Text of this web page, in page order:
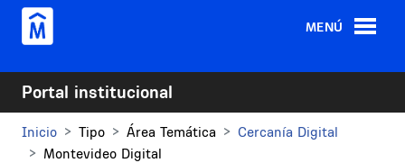
Pasar al contenido principal
MENÚ
Portal institucional
Inicio Tipo Área Temática
Cercanía Digital
Montevideo Digital